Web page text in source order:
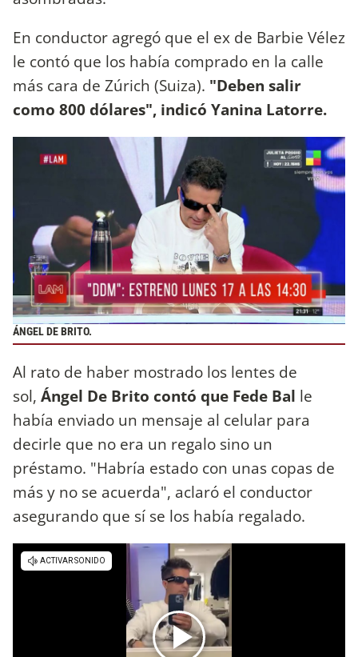
En conductor agregó que el ex de Barbie Vélez
le contó que los había comprado en la calle
más cara de Zúrich (Suiza). "Deben salir
como 800 dólares", indicó Yanina Latorre.
ÁNGEL DE BRITO.
Al rato de haber mostrado los lentes de
sol, Ángel De Brito contó que Fede Bal le
había enviado un mensaje al celular para
decirle que no era un regalo sino un
préstamo. "Habría estado con unas copas de
más y no se acuerda", aclaró el conductor
asegurando que sí se los había regalado.